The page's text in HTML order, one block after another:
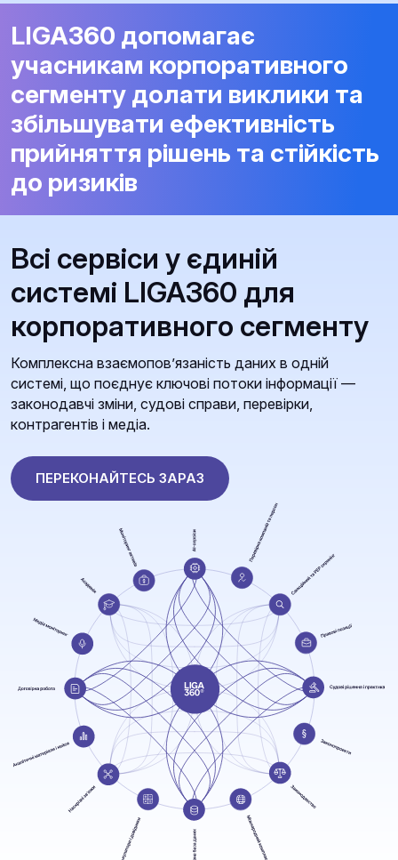
LIGA360 допомагає
учасникам корпоративного
сегменту долати виклики та
збільшувати ефективність
прийняття рішень та стійкість
до ризиків
Всі сервіси у єдиній
системі LIGA360 для
корпоративного сегменту
Комплексна взаємопов’язаність даних в одній
системі, що поєднує ключові потоки інформації —
законодавчі зміни, судові справи, перевірки,
контрагентів і медіа.
ПЕРЕКОНАЙТЕСЬ ЗАРАЗ